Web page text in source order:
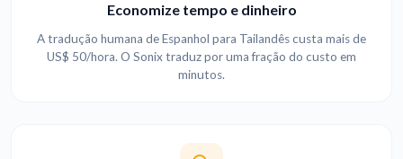
Economize tempo e dinheiro
A tradução humana de Espanhol para Tailandês custa mais de
US$ 50/hora. O Sonix traduz por uma fração do custo em
minutos.